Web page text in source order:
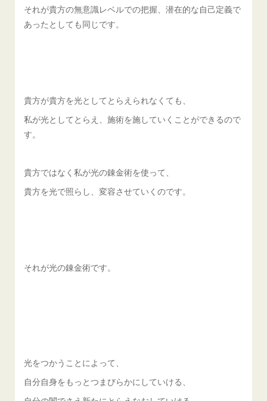
それが貴方の無意識レベルでの把握、潜在的な自己定義で
あったとしても同じです。
貴方が貴方を光としてとらえられなくても、
私が光としてとらえ、施術を施していくことができるので
す。
貴方ではなく私が光の錬金術を使って、
貴方を光で照らし、変容させていくのです。
それが光の錬金術です。
光をつかうことによって、
自分自身をもっとつまびらかにしていける、